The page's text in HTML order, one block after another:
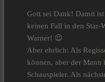
Gott sei Dank! Damit
keinen Fall in den Star-
Warner! 😉
Aber ehrlich: Als
können, aber der
Schauspieler. Als